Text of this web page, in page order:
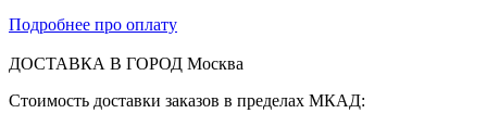
Подробнее про оплату
ДОСТАВКА В ГОРОД Москва
Стоимость доставки заказов в пределах МКАД: